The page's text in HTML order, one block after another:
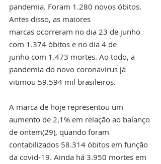
pandemia. Foram 1.280 novos óbitos.
Antes disso, as maiores
marcas ocorreram no dia 23 de junho
com 1.374 óbitos e no dia 4 de
junho com 1.473 mortes. Ao todo, a
pandemia do novo coronavírus já
vitimou 59.594 mil brasileiros.
A marca de hoje representou um
aumento de 2,1% em relação ao balanço
de ontem(29), quando foram
contabilizados 58.314 óbitos em função
da covid-19. Ainda há 3.950 mortes em